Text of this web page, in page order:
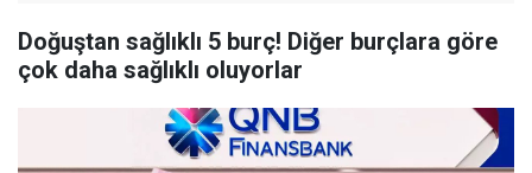
Doğuştan sağlıklı 5 burç! Diğer burçlara göre
çok daha sağlıklı oluyorlar